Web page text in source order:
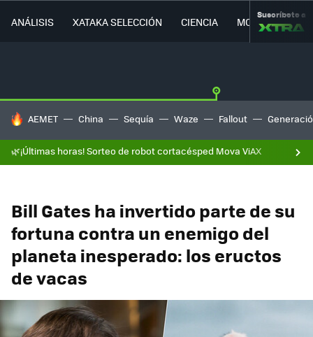
ANÁLISIS XATAKA SELECCIÓN CIENCIA MOVILIDAD
Suscríbete a
HOY SE HABLA DE
AEMET China Sequía Waze Fallout
🌿¡Últimas horas! Sorteo de robot cortacésped Mova ViAX
Bill Gates ha invertido parte de su
fortuna contra un enemigo del
planeta inesperado: los eructos
de vacas